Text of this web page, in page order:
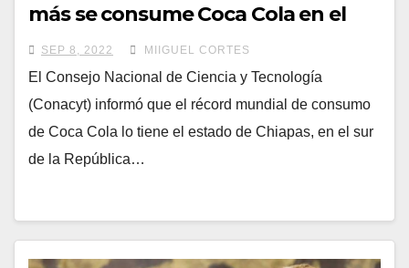
más se consume Coca Cola en el
mundo
SEP 8, 2022 MIIGUEL CORTES
El Consejo Nacional de Ciencia y Tecnología
(Conacyt) informó que el récord mundial de consumo
de Coca Cola lo tiene el estado de Chiapas, en el sur
de la República…